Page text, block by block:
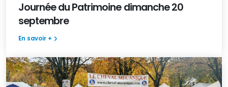
Journée du Patrimoine dimanche 20
septembre
En savoir +